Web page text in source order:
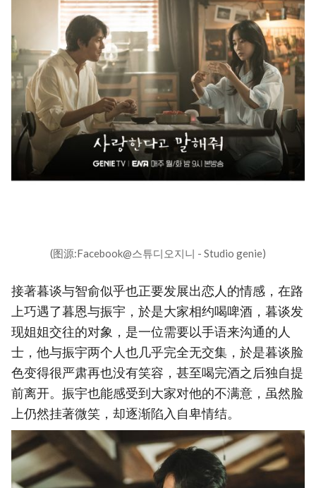
(图源:Facebook@스튜디오지니 - Studio genie)
接著暮谈与智俞似乎也正要发展出恋人的情感，在路
上巧遇了暮恩与振宇，於是大家相约喝啤酒，暮谈发
现姐姐交往的对象，是一位需要以手语来沟通的人
士，他与振宇两个人也几乎完全无交集，於是暮谈脸
色变得很严肃再也没有笑容，甚至喝完酒之后独自提
前离开。振宇也能感受到大家对他的不满意，虽然脸
上仍然挂著微笑，却逐渐陷入自卑情结。